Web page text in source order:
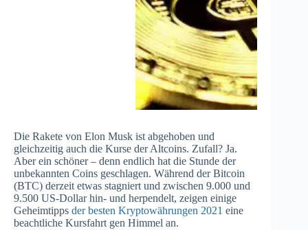
Die Rakete von Elon Musk ist abgehoben und
gleichzeitig auch die Kurse der Altcoins. Zufall? Ja.
Aber ein schöner – denn endlich hat die Stunde der
unbekannten Coins geschlagen. Während der Bitcoin
(BTC) derzeit etwas stagniert und zwischen 9.000 und
9.500 US-Dollar hin- und herpendelt, zeigen einige
Geheimtipps der besten Kryptowährungen 2021 eine
beachtliche Kursfahrt gen Himmel an.